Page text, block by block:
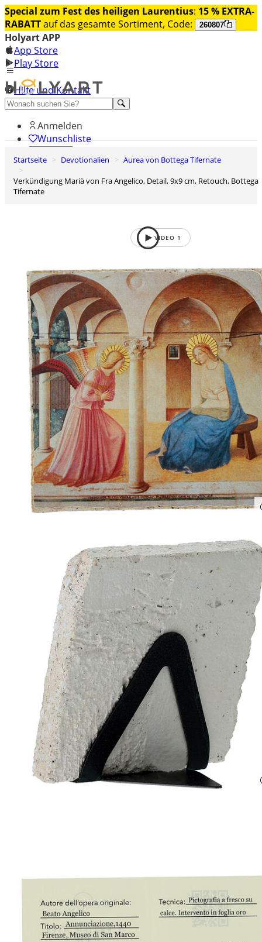
Special zum Fest des heiligen Laurentius: 15 % EXTRA-
RABATTauf das gesamte Sortiment, Code: 260807
Holyart APP
App Store
Play Store
Hilfe und Kontakt
Entdecken Sie Premium
Anmelden
Wunschliste
0
Startseite Devotionalien
Aurea von Bottega Tifernate
Verkündigung Mariä von Fra Angelico, Detail, 9x9 cm, Retouch, Bottega
Tifernate
VIDEO 1